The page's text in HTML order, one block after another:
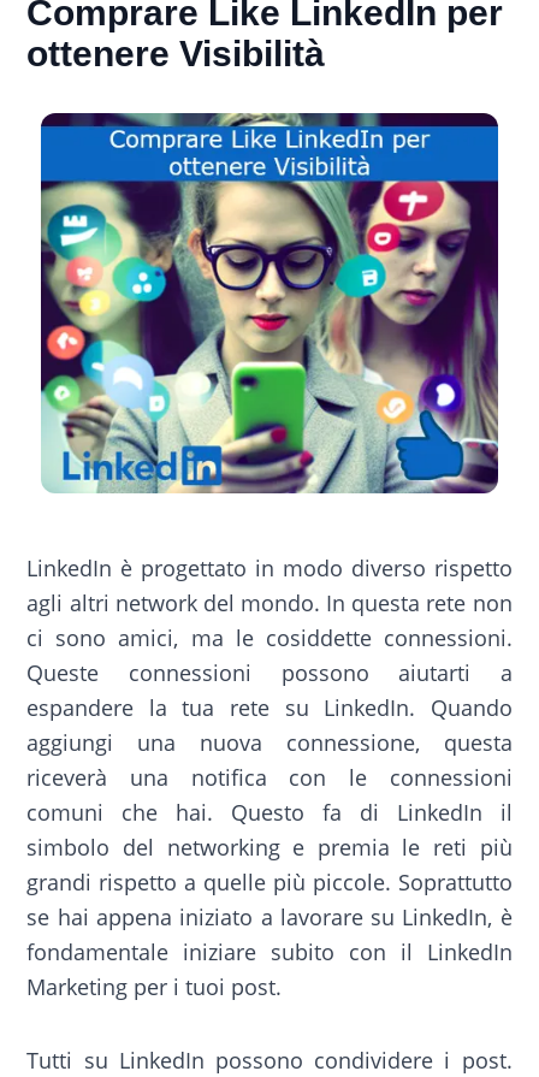
Comprare Like LinkedIn per
ottenere Visibilità
LinkedIn è progettato in modo diverso rispetto
agli altri network del mondo. In questa rete non
ci sono amici, ma le cosiddette connessioni.
Queste connessioni possono aiutarti a
espandere la tua rete su LinkedIn. Quando
aggiungi una nuova connessione, questa
riceverà una notifica con le connessioni
comuni che hai. Questo fa di LinkedIn il
simbolo del networking e premia le reti più
grandi rispetto a quelle più piccole. Soprattutto
se hai appena iniziato a lavorare su LinkedIn, è
fondamentale iniziare subito con il LinkedIn
Marketing per i tuoi post.
Tutti su LinkedIn possono condividere i post.